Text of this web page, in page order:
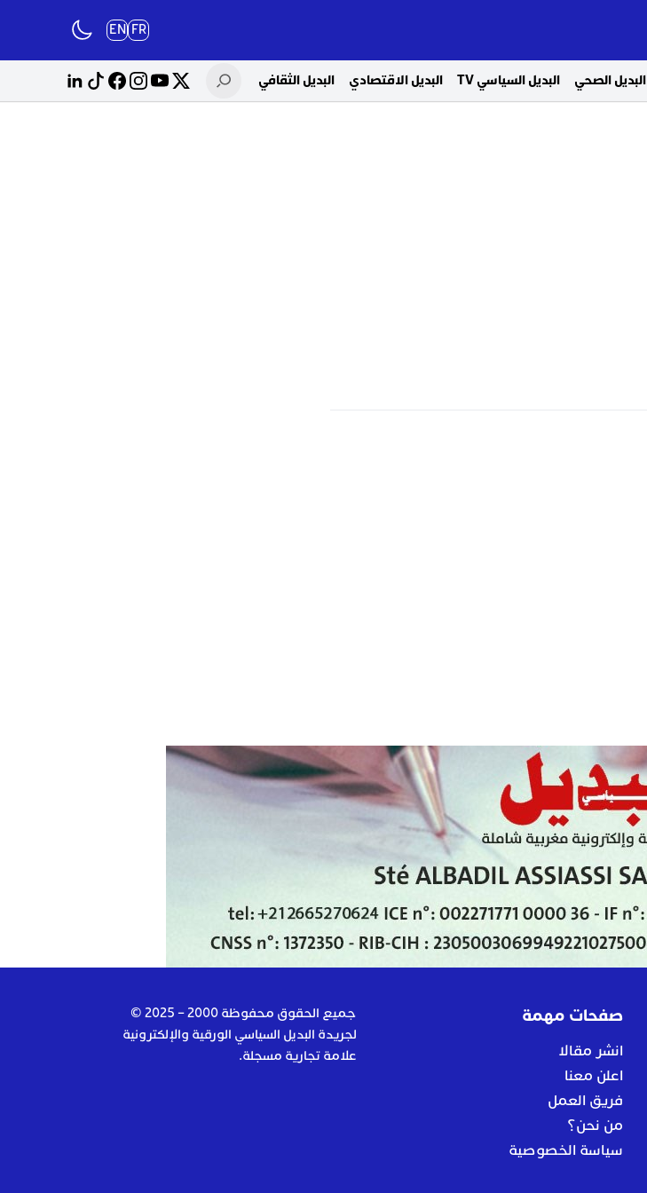
FR
EN
البديل الصحي البديل السياسي TV البديل الاقتصادي البديل الثقافي
صفحات مهمة
انشر مقالا
اعلن معنا
فريق العمل
من نحن؟
سياسة الخصوصية
جميع الحقوق محفوظة 2000 – 2025 ©
لجريدة البديل السياسي الورقية والإلكترونية
علامة تجارية مسجلة.